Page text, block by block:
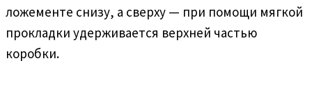
ложементе снизу, а сверху — при помощи мягкой
прокладки удерживается верхней частью
коробки.